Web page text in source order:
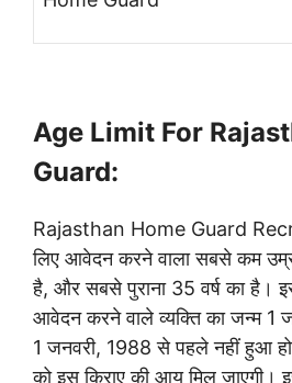
Age Limit For
Guard:
Rajasthan Home Guard
लिए आवेदन करने वाला सबसे कम उम्र
है, और सबसे पुराना 35 वर्ष का है।
आवेदन करने वाले व्यक्ति का जन्म 1
1 जनवरी, 1988 से पहले नहीं हुआ
को इस किराए की आयु मिल जाएगी।